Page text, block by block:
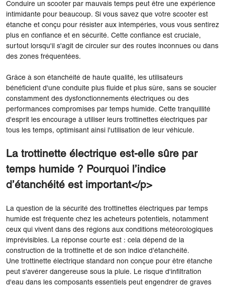
Conduire un scooter par mauvais temps peut être une expérience
intimidante pour beaucoup. Si vous savez que votre scooter est
étanche et conçu pour résister aux intempéries, vous vous sentirez
plus en confiance et en sécurité. Cette confiance est cruciale,
surtout lorsqu'il s'agit de circuler sur des routes inconnues ou dans
des zones fréquentées.
Grâce à son étanchéité de haute qualité, les utilisateurs
bénéficient d'une conduite plus fluide et plus sûre, sans se soucier
constamment des dysfonctionnements électriques ou des
performances compromises par temps humide. Cette tranquillité
d'esprit les encourage à utiliser leurs trottinettes électriques par
tous les temps, optimisant ainsi l'utilisation de leur véhicule.
La trottinette électrique est-elle sûre par
temps humide ? Pourquoi l’indice
d’étanchéité est important</p>
La question de la sécurité des trottinettes électriques par temps
humide est fréquente chez les acheteurs potentiels, notamment
ceux qui vivent dans des régions aux conditions météorologiques
imprévisibles. La réponse courte est : cela dépend de la
construction de la trottinette et de son indice d’étanchéité.
Une trottinette électrique standard non conçue pour être étanche
peut s'avérer dangereuse sous la pluie. Le risque d'infiltration
d'eau dans les composants essentiels peut engendrer de graves